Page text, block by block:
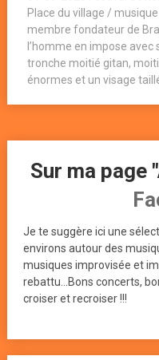
Place du village /
membre fondateur de
l’homme en impose
tronche moitié gitan,
énormes et un visage
Sur ma page
Je te suggère ici une
environs autour des
musiques improvisée et
rebattu...Bons concerts,
croiser et recroiser !!!